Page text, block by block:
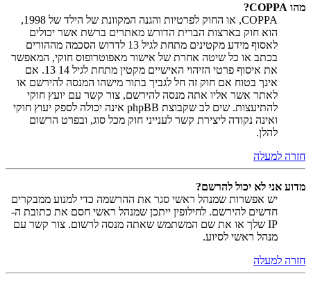
מהו COPPA?
COPPA, או החוק לפרטיות והגנה המקוונת של הילד של 1998,
הוא חוק בארצות הברית הדורש מאתרים ברשת אשר יכולים
לאסוף מידע מקטינים מתחת לגיל 13 לדרוש הסכמה מההורים
בכתב או כל שיטה אחרת של אישור מאפוטרופוס חוקי, המאפשר
את איסוף פרטי הזיהוי האישיים מקטין מתחת לגיל 14 13. אם
אינך בטוח אם חוק זה חל לגביך בתור מישהו המנסה להירשם או
לאתר אשר אליו אתה מנסה להירשם, צור קשר עם יועץ חוקי
להתיעצות. שים לב שקבוצת phpBB אינה יכולה לספק יעוץ חוקי
ואינה נקודה ליצירת קשר לענייני חוק מכל סוג, ובפרט הרשום
להלן.
חזרה למעלה
מדוע אני לא יכול להרשם?
יש אפשרות שמנהל ראשי סגר את ההרשמה כדי למנוע ממבקרים
חדשים להירשם. לחילופין ייתכן שמנהל ראשי חסם את כתובת ה-
IP שלך או את שם המשתמש שאתה מנסה לרשום. צור קשר עם
מנהל ראשי לסיוע.
חזרה למעלה